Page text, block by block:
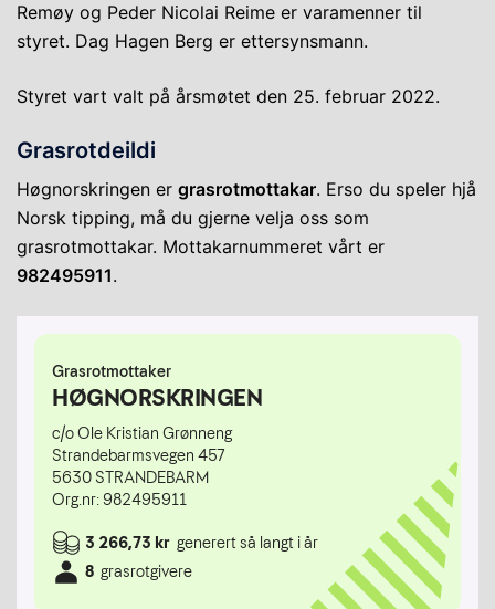
Remøy og Peder Nicolai Reime er varamenner til
styret. Dag Hagen Berg er ettersynsmann.
Styret vart valt på årsmøtet den 25. februar 2022.
Grasrotdeildi
Høgnorskringen er grasrotmottakar. Erso du speler hjå
Norsk tipping, må du gjerne velja oss som
grasrotmottakar. Mottakarnummeret vårt er
982495911.